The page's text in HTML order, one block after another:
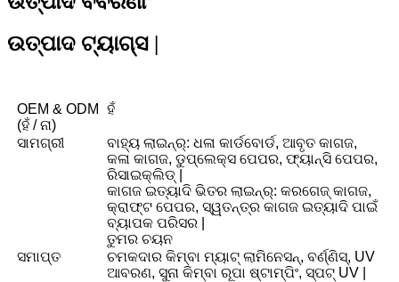
ଉତ୍ପାଦ ଟ୍ୟାଗ୍ସ |
OEM & ODM
(ହଁ / ନା)
ହଁ
ସାମଗ୍ରୀ
ବାହ୍ୟ ଲାଇନ୍ର୍: ଧଳା କାର୍ଡବୋର୍ଡ, ଆବୃତ କାଗଜ,
କଳା କାଗଜ, ଡୁପ୍ଲେକ୍ସ ପେପର, ଫ୍ୟାନ୍ସି ପେପର,
ରିସାଇକ୍ଲିଡ୍ |
କାଗଜ ଇତ୍ୟାଦି ଭିତର ଲାଇନ୍ର୍: କରଗେଜ୍ କାଗଜ,
କ୍ରାଫ୍ଟ ପେପର, ସ୍ୱତନ୍ତ୍ର କାଗଜ ଇତ୍ୟାଦି ପାଇଁ
ବ୍ୟାପକ ପରିସର |
ତୁମର ଚୟନ
ସମାପ୍ତ
ଚମକଦାର କିମ୍ବା ମ୍ୟାଟ୍ ଲାମିନେସନ୍, ବର୍ଣ୍ଣିସ୍, UV
ଆବରଣ, ସୁନା କିମ୍ବା ରୂପା ଷ୍ଟାମ୍ପିଂ, ସ୍ପଟ୍ UV |